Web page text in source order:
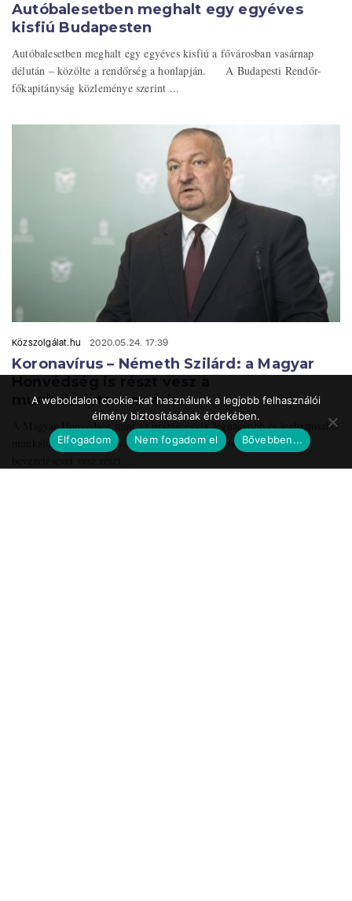
Autóbalesetben meghalt egy egyéves
kisfiú Budapesten
Autóbalesetben meghalt egy egyéves kisfiú a fővárosban vasárnap
délután – közölte a rendőrség a honlapján. A Budapesti Rendőr-
főkapitányság közleménye szerint ...
Közszolgálat.hu 2020.05.24. 17:39
Koronavírus – Németh Szilárd: a Magyar
munkahelyteremtésben
A Magyar Honvédség mint az ország egyik legnagyobb és legbiztosabb
munkáltatója a speciális önkéntes tartalékos katonai szolgálat
A weboldalon cookie-kat használunk a legjobb felhasználói
élmény biztosításának érdekében.
Elfogadom
Nem fogadom el Bővebben...